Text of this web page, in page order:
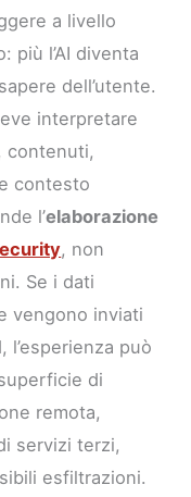
a livello
più l’AI diventa
dell’utente.
interpretare
contenuti,
contesto
l’elaborazione
, non
Se i dati
vengono inviati
può
di
remota,
servizi terzi,
esfiltrazioni.